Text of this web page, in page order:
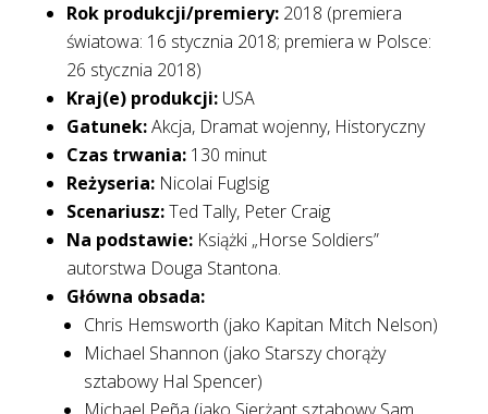
Rok produkcji/premiery:2018 (premiera
światowa: 16 stycznia 2018; premiera w Polsce:
26 stycznia 2018)
Kraj(e) produkcji:USA
Gatunek:Akcja, Dramat wojenny, Historyczny
Czas trwania:130 minut
Reżyseria:Nicolai Fuglsig
Scenariusz:Ted Tally, Peter Craig
Na podstawie:Książki „Horse Soldiers”
autorstwa Douga Stantona.
Główna obsada:
Chris Hemsworth (jako Kapitan Mitch Nelson)
Michael Shannon (jako Starszy chorąży
sztabowy Hal Spencer)